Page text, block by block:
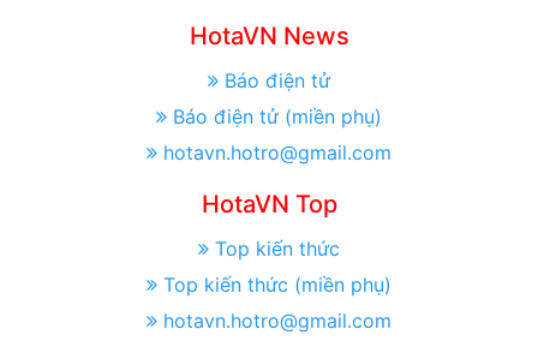
HotaVN News
Báo điện tử
Báo điện tử (miền phụ)
hotavn.hotro@gmail.com
HotaVN Top
Top kiến thức
Top kiến thức (miền phụ)
hotavn.hotro@gmail.com